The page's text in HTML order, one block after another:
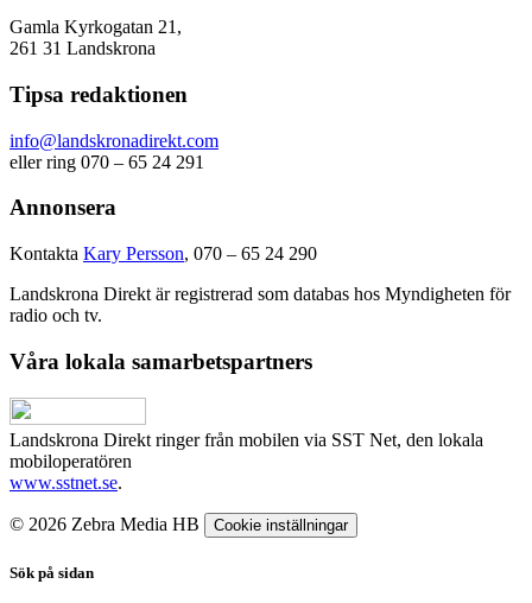
Gamla Kyrkogatan 21,
261 31 Landskrona
Tipsa redaktionen
info@landskronadirekt.com
eller ring 070 – 65 24 291
Annonsera
Kontakta Kary Persson, 070 – 65 24 290
Landskrona Direkt är registrerad som databas hos Myndigheten för
radio och tv.
Våra lokala samarbetspartners
Landskrona Direkt ringer från mobilen via SST Net, den lokala
mobiloperatören
www.sstnet.se.
© 2026 Zebra Media HB Cookie inställningar
Sök på sidan